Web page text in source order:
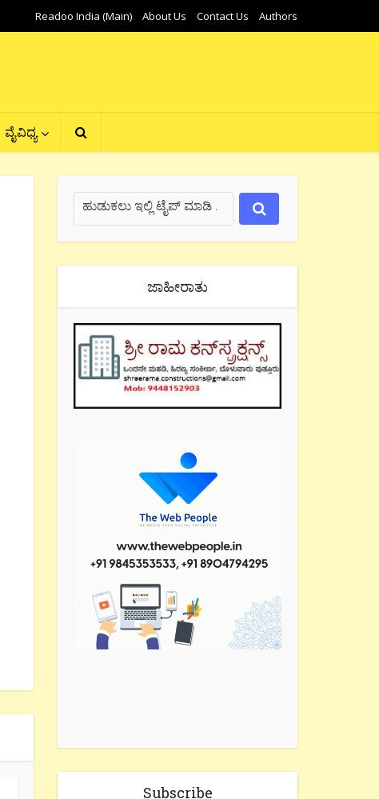
Readoo India (Main) About Us Contact Us Authors
ವೈವಿಧ್ಯ
ಜಾಹೀರಾತು
Subscribe